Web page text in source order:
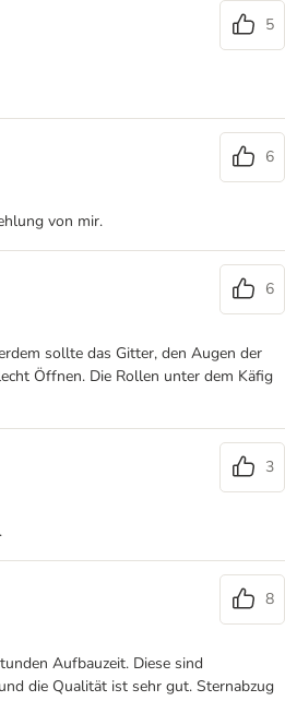
5
6
von mir.
6
sollte das Gitter, den Augen der
Öffnen. Die Rollen unter dem Käfig
3
8
Aufbauzeit. Diese sind
die Qualität ist sehr gut. Sternabzug